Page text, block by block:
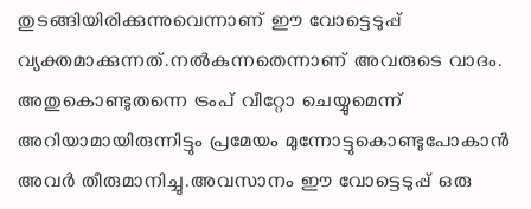
തുടങ്ങിയിരിക്കുന്നുവെന്നാണ് ഈ വോട്ടെടുപ്പ്
വ്യക്തമാക്കുന്നത്.നൽകുന്നതെന്നാണ് അവരുടെ വാദം.
അതുകൊണ്ടുതന്നെ ട്രംപ് വീറ്റോ ചെയ്യുമെന്ന്
അറിയാമായിരുന്നിട്ടും പ്രമേയം മുന്നോട്ടുകൊണ്ടുപോകാൻ
അവർ തീരുമാനിച്ചു.അവസാനം ഈ വോട്ടെടുപ്പ് ഒരു